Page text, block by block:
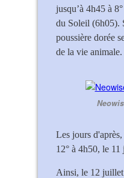
jusqu’à 4h45 à
du Soleil (6h05).
poussière dorée
de la vie animale.
Les jours d'après,
12° à 4h50, le
Ainsi, le 12 juillet